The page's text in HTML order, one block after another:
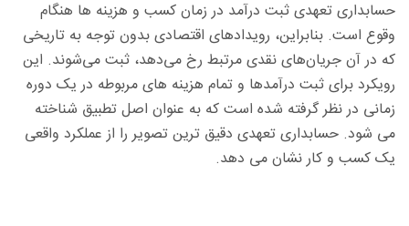
حسابداری تعهدی ثبت درآمد در زمان کسب و هزینه ها هنگام
وقوع است. بنابراین، رویدادهای اقتصادی بدون توجه به تاریخی
که در آن جریان‌های نقدی مرتبط رخ می‌دهد، ثبت می‌شوند. این
رویکرد برای ثبت درآمدها و تمام هزینه های مربوطه در یک دوره
زمانی در نظر گرفته شده است که به عنوان اصل تطبیق شناخته
می شود. حسابداری تعهدی دقیق ترین تصویر را از عملکرد واقعی
یک کسب و کار نشان می دهد.